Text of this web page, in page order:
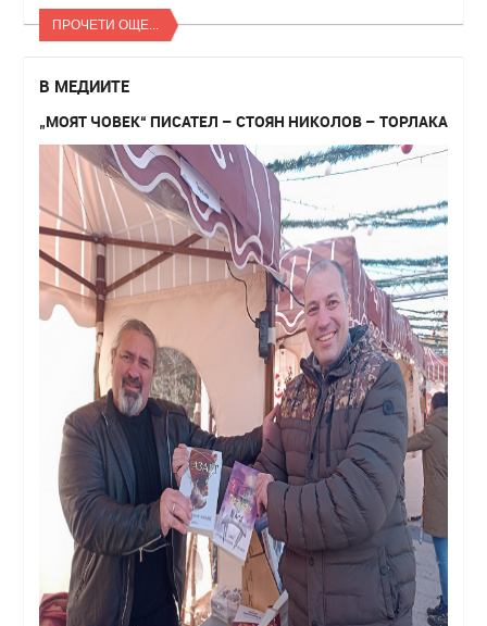
ПРОЧЕТИ ОЩЕ...
В МЕДИИТЕ
„МОЯТ ЧОВЕК“ ПИСАТЕЛ – СТОЯН НИКОЛОВ – ТОРЛАКА